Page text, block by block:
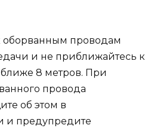
оборванным проводам
и не приближайтесь к
8 метров. При
провода
об этом в
и предупредите